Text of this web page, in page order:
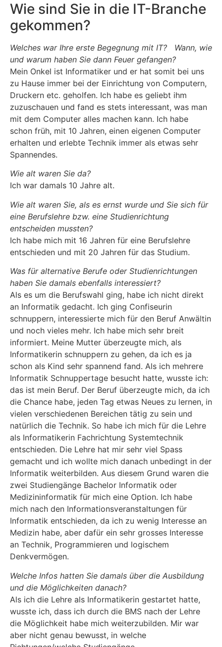
Wie sind Sie in die IT-Branche
gekommen?
Welches war Ihre erste Begegnung mit IT? Wann, wie
und warum haben Sie dann Feuer gefangen?
Mein Onkel ist Informatiker und er hat somit bei uns
zu Hause immer bei der Einrichtung von Computern,
Druckern etc. geholfen. Ich habe es geliebt ihm
zuzuschauen und fand es stets interessant, was man
mit dem Computer alles machen kann. Ich habe
schon früh, mit 10 Jahren, einen eigenen Computer
erhalten und erlebte Technik immer als etwas sehr
Spannendes.
Wie alt waren Sie da?
Ich war damals 10 Jahre alt.
Wie alt waren Sie, als es ernst wurde und Sie sich für
eine Berufslehre bzw. eine Studienrichtung
entscheiden mussten?
Ich habe mich mit 16 Jahren für eine Berufslehre
entschieden und mit 20 Jahren für das Studium.
Was für alternative Berufe oder Studienrichtungen
haben Sie damals ebenfalls interessiert?
Als es um die Berufswahl ging, habe ich nicht direkt
an Informatik gedacht. Ich ging Confiseurin
schnuppern, interessierte mich für den Beruf Anwältin
und noch vieles mehr. Ich habe mich sehr breit
informiert. Meine Mutter überzeugte mich, als
Informatikerin schnuppern zu gehen, da ich es ja
schon als Kind sehr spannend fand. Als ich mehrere
Informatik Schnuppertage besucht hatte, wusste ich:
das ist mein Beruf. Der Beruf überzeugte mich, da ich
die Chance habe, jeden Tag etwas Neues zu lernen, in
vielen verschiedenen Bereichen tätig zu sein und
natürlich die Technik. So habe ich mich für die Lehre
als Informatikerin Fachrichtung Systemtechnik
entschieden. Die Lehre hat mir sehr viel Spass
gemacht und ich wollte mich danach unbedingt in der
Informatik weiterbilden. Aus diesem Grund waren die
zwei Studiengänge Bachelor Informatik oder
Medizininformatik für mich eine Option. Ich habe
mich nach den Informationsveranstaltungen für
Informatik entschieden, da ich zu wenig Interesse an
Medizin habe, aber dafür ein sehr grosses Interesse
an Technik, Programmieren und logischem
Denkvermögen.
Welche Infos hatten Sie damals über die Ausbildung
und die Möglichkeiten danach?
Als ich die Lehre als Informatikerin gestartet hatte,
wusste ich, dass ich durch die BMS nach der Lehre
die Möglichkeit habe mich weiterzubilden. Mir war
aber nicht genau bewusst, in welche